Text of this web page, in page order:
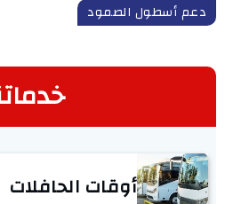
دعم أسطول الصمود
أوقات الحافلات